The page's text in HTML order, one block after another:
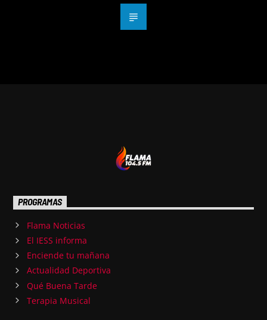
PROGRAMAS
Flama Noticias
El IESS informa
Enciende tu mañana
Actualidad Deportiva
Qué Buena Tarde
Terapia Musical